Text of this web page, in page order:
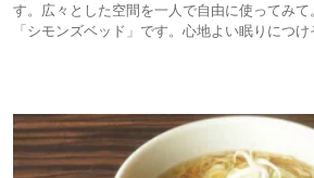
す。広々とした空間を一人で自由に使ってみ
「シモンズベッド」です。心地よい眠りにつけ